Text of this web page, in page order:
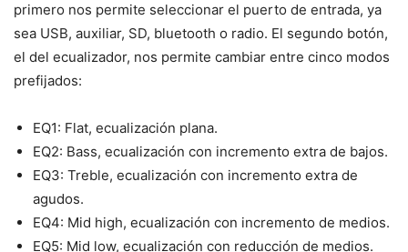
primero nos permite seleccionar el puerto de entrada, ya
sea USB, auxiliar, SD, bluetooth o radio. El segundo botón,
el del ecualizador, nos permite cambiar entre cinco modos
prefijados:
EQ1: Flat, ecualización plana.
EQ2: Bass, ecualización con incremento extra de bajos.
EQ3: Treble, ecualización con incremento extra de
agudos.
EQ4: Mid high, ecualización con incremento de medios.
EQ5: Mid low, ecualización con reducción de medios.